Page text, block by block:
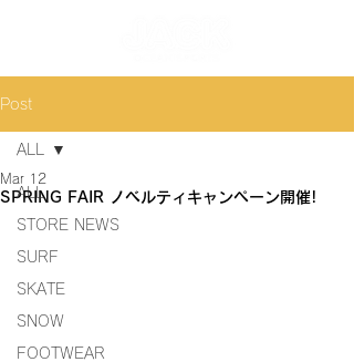
Post
ALL
STORE NEWS
SURF
SKATE
SNOW
FOOTWEAR
ALL
SPRING FAIR ノベルティキャンペーン開催!
Mar 12